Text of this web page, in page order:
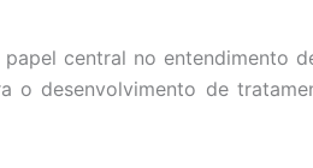
central no entendimento
o desenvolvimento de